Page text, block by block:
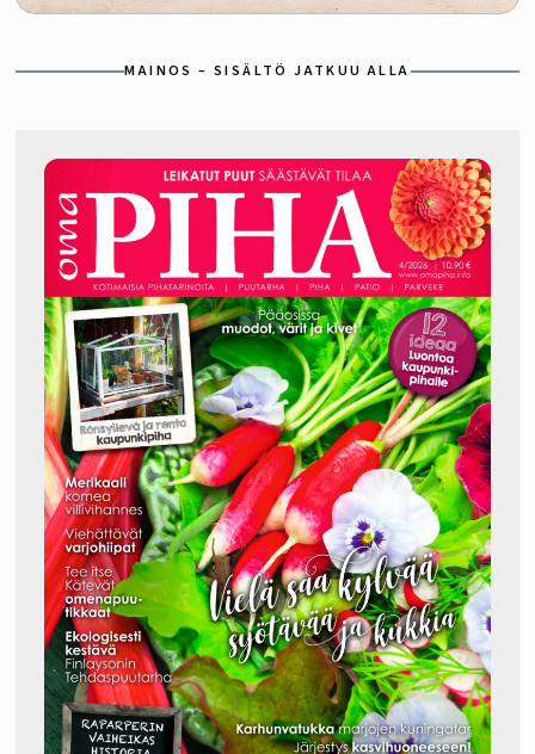
MAINOS – SISÄLTÖ JATKUU ALLA